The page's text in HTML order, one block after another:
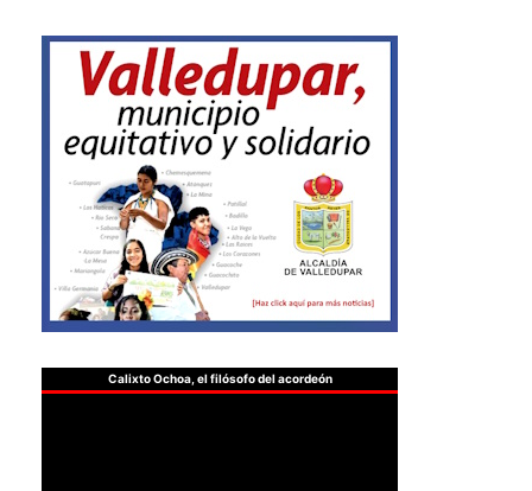
Calixto Ochoa, el filósofo del acordeón